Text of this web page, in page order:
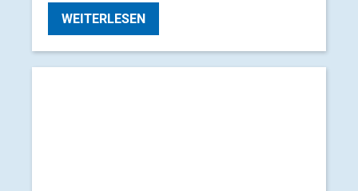
WEITERLESEN